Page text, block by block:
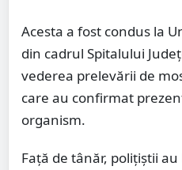
Acesta a fost condus la
din cadrul Spitalului
vederea prelevării de
care au confirmat
organism.
Față de tânăr, polițiștii